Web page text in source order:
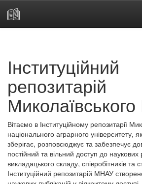
Інституційний
репозитарій
Вітаємо в Інституційному репозитарії
національного аграрного університету,
зберігає, розповсюджує та забезпечує
постійний та вільний доступ до
викладацького складу, співробітників та
Інституційний репозитарій МНАУ